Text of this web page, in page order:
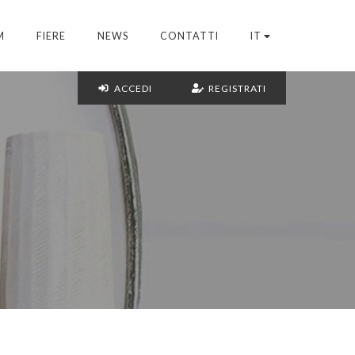
FIERE NEWS CONTATTI IT
ACCEDI REGISTRATI